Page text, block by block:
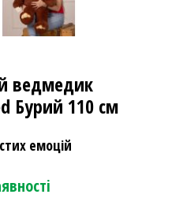
ведмедик
Бурий 110 см
емоцій